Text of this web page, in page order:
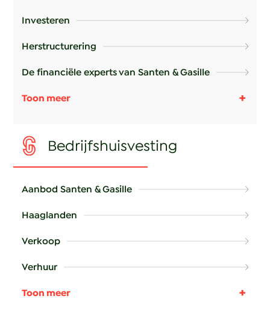
Investeren
Herstructurering
De financiële experts van Santen & Gasille
Bedrijfshuisvesting
Aanbod Santen & Gasille
Haaglanden
Verkoop
Verhuur
Taxatie en adviezen